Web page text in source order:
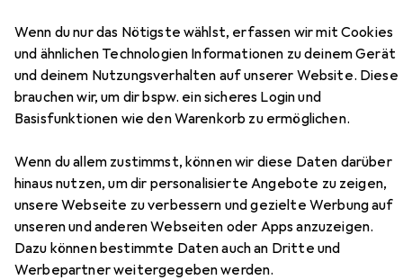
Wenn du nur das Nötigste wählst, erfassen wir mit Cookies
und ähnlichen Technologien Informationen zu deinem Gerät
und deinem Nutzungsverhalten auf unserer Website. Diese
brauchen wir, um dir bspw. ein sicheres Login und
Basisfunktionen wie den Warenkorb zu ermöglichen.
Wenn du allem zustimmst, können wir diese Daten darüber
hinaus nutzen, um dir personalisierte Angebote zu zeigen,
unsere Webseite zu verbessern und gezielte Werbung auf
unseren und anderen Webseiten oder Apps anzuzeigen.
Dazu können bestimmte Daten auch an Dritte und
Werbepartner weitergegeben werden.
EUR
54,89
SnapstyleCottage Hochflor Teppich
Zubehör für Snapstyle Cottage
Hochflor Teppich
Hier findest du passendes Zubehör zum Produkt
Snapstyle Cottage Hochflor Teppich aus den Kategorien
Nassreiniger Zubehör, Reinigungsmittel und Waschmittel